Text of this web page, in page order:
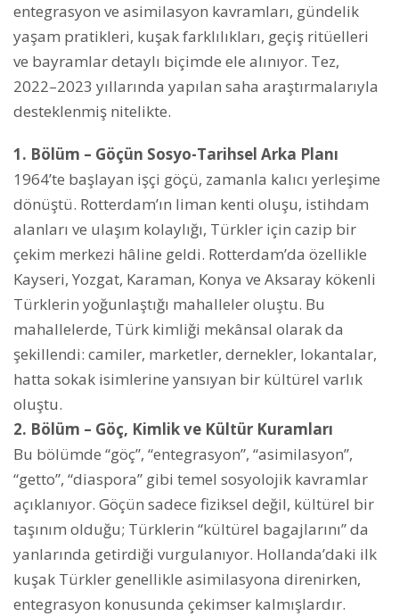
entegrasyon ve asimilasyon kavramları, gündelik
yaşam pratikleri, kuşak farklılıkları, geçiş ritüelleri
ve bayramlar detaylı biçimde ele alınıyor. Tez,
2022–2023 yıllarında yapılan saha araştırmalarıyla
desteklenmiş nitelikte.
1. Bölüm – Göçün Sosyo-Tarihsel Arka Planı
1964’te başlayan işçi göçü, zamanla kalıcı yerleşime
dönüştü. Rotterdam’ın liman kenti oluşu, istihdam
alanları ve ulaşım kolaylığı, Türkler için cazip bir
çekim merkezi hâline geldi. Rotterdam’da özellikle
Kayseri, Yozgat, Karaman, Konya ve Aksaray kökenli
Türklerin yoğunlaştığı mahalleler oluştu. Bu
mahallelerde, Türk kimliği mekânsal olarak da
şekillendi: camiler, marketler, dernekler, lokantalar,
hatta sokak isimlerine yansıyan bir kültürel varlık
oluştu.
2. Bölüm – Göç, Kimlik ve Kültür Kuramları
Bu bölümde “göç”, “entegrasyon”, “asimilasyon”,
“getto”, “diaspora” gibi temel sosyolojik kavramlar
açıklanıyor. Göçün sadece fiziksel değil, kültürel bir
taşınım olduğu; Türklerin “kültürel bagajlarını” da
yanlarında getirdiği vurgulanıyor. Hollanda’daki ilk
kuşak Türkler genellikle asimilasyona direnirken,
entegrasyon konusunda çekimser kalmışlardır.